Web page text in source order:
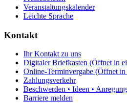
Veranstaltungskalender
Leichte Sprache
Kontakt
Ihr Kontakt zu uns
Digitaler Briefkasten (Öffnet in
Online-Terminvergabe (Öffnet in
Zahlungsverkehr
Beschwerden • Ideen •
Barriere melden